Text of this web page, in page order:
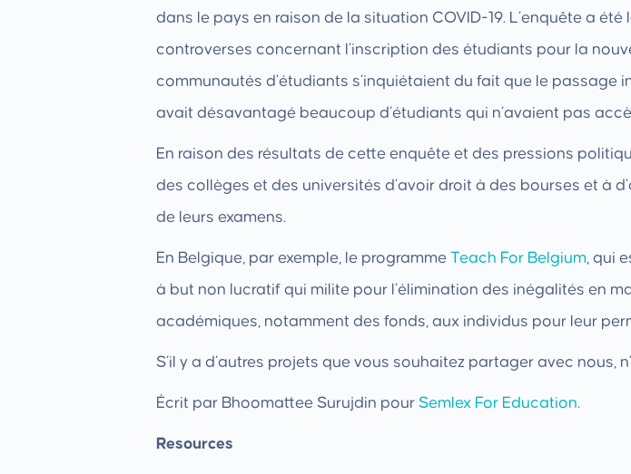
dans le pays en raison de la situation COVID-19. L’enquête a
controverses concernant l’inscription des étudiants pour la
communautés d’étudiants s’inquiétaient du fait que le passage
avait désavantagé beaucoup d’étudiants qui n’avaient pas
En raison des résultats de cette enquête et des pressions
des collèges et des universités d’avoir droit à des bourses et à
de leurs examens.
En Belgique, par exemple, le programme Teach For Belgium, qui
à but non lucratif qui milite pour l’élimination des inégalités en
académiques, notamment des fonds, aux individus pour leur
S’il y a d’autres projets que vous souhaitez partager avec nous,
Écrit par Bhoomattee Surujdin pour Semlex For Education.
Resources